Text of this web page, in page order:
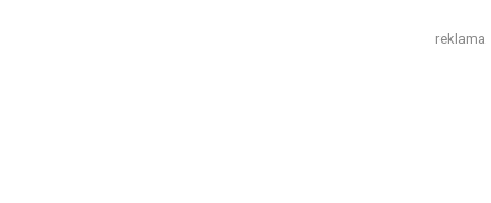
reklama